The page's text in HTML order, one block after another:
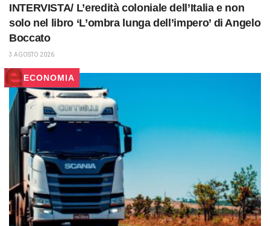
INTERVISTA/ L’eredità coloniale dell’Italia e non
solo nel libro ‘L’ombra lunga dell’impero’ di Angelo
Boccato
3 AGOSTO 2026
ECONOMIA